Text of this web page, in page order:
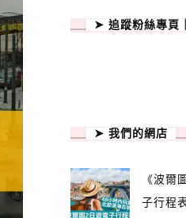
➤ 追蹤粉絲專頁
➤ 我們的網店
《波爾
子行程